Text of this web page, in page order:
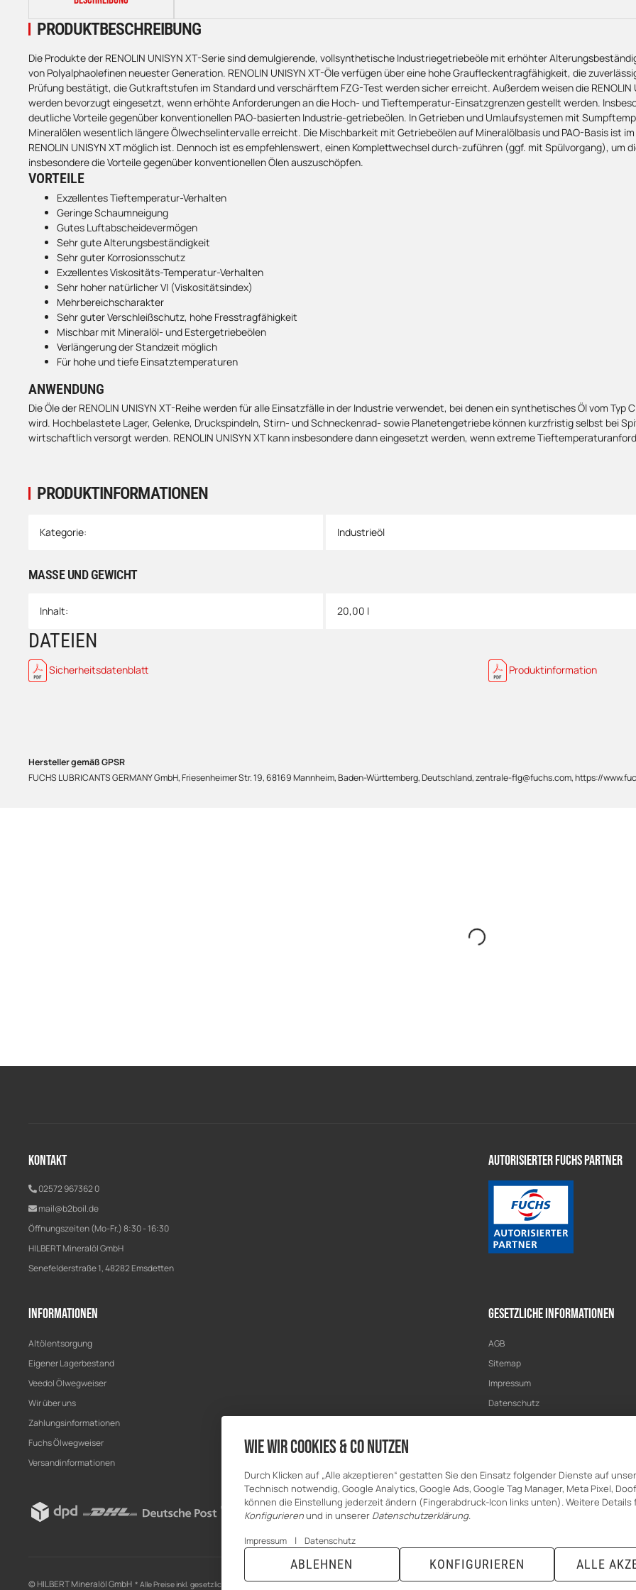
PRODUKTINFORMATIONEN
Produkteigenschaft
Wert
Kategorie: Industrieöl
MASSE UND GEWICHT
Inhalt: 20,00 l
DATEIEN
Sicherheitsdatenblatt Produktinformation
PRODUKTBESCHREIBUNG
Die Produkte der RENOLIN UNISYN XT-Serie sind demulgierende, vollsynthetische Industriegetriebeöle mit erhöhter
von Polyalphaolefinen neuester Generation. RENOLIN UNISYN XT-Öle verfügen über eine hohe Graufleckentragfähigkeit, die
Prüfung bestätigt, die Gutkraftstufen im Standard und verschärftem FZG-Test werden sicher erreicht. Außerdem weisen die RENOLIN
werden bevorzugt eingesetzt, wenn erhöhte Anforderungen an die Hoch- und Tieftemperatur-Einsatzgrenzen gestellt werden.
deutliche Vorteile gegenüber konventionellen PAO-basierten Industrie-getriebeölen. In Getrieben und Umlaufsystemen mit
Mineralölen wesentlich längere Ölwechselintervalle erreicht. Die Mischbarkeit mit Getriebeölen auf Mineralölbasis und PAO-Basis ist
RENOLIN UNISYN XT möglich ist. Dennoch ist es empfehlenswert, einen Komplettwechsel durch-zuführen (ggf. mit Spülvorgang), um
insbesondere die Vorteile gegenüber konventionellen Ölen auszuschöpfen.
VORTEILE
Exzellentes Tieftemperatur-Verhalten
Geringe Schaumneigung
Gutes Luftabscheidevermögen
Sehr gute Alterungsbeständigkeit
Sehr guter Korrosionsschutz
Exzellentes Viskositäts-Temperatur-Verhalten
Sehr hoher natürlicher VI (Viskositätsindex)
Mehrbereichscharakter
Sehr guter Verschleißschutz, hohe Fresstragfähigkeit
Mischbar mit Mineralöl- und Estergetriebeölen
Verlängerung der Standzeit möglich
Für hohe und tiefe Einsatztemperaturen
ANWENDUNG
Die Öle der RENOLIN UNISYN XT-Reihe werden für alle Einsatzfälle in der Industrie verwendet, bei denen ein synthetisches Öl vom Typ
wird. Hochbelastete Lager, Gelenke, Druckspindeln, Stirn- und Schneckenrad- sowie Planetengetriebe können kurzfristig selbst bei
wirtschaftlich versorgt werden. RENOLIN UNISYN XT kann insbesondere dann eingesetzt werden, wenn extreme
Hersteller gemäß GPSR
FUCHS LUBRICANTS GERMANY GmbH, Friesenheimer Str. 19, 68169 Mannheim, Baden-Württemberg, Deutschland, zentrale-flg@fuchs.com, https://
Kontakt
02572 967362 0
mail@b2boil.de
Öffnungszeiten (Mo-Fr.) 8:30 - 16:30
HILBERT Mineralöl GmbH
Senefelderstraße 1, 48282 Emsdetten
Autorisierter Fuchs Partner
Informationen
Altölentsorgung
Eigener Lagerbestand
Veedol Ölwegweiser
Wir über uns
Zahlungsinformationen
Fuchs Ölwegweiser
Versandinformationen
Gesetzliche Informationen
AGB
Sitemap
Impressum
Datenschutz
© HILBERT Mineralöl GmbH * Alle Preise inkl. gesetzlicher USt., zzgl.Versand
Wie wir Cookies & Co nutzen
Durch Klicken auf „Alle akzeptieren“ gestatten Sie den Einsatz folgender Dienste auf
Technisch notwendig, Google Analytics, Google Ads, Google Tag Manager, Meta Pixel,
können die Einstellung jederzeit ändern (Fingerabdruck-Icon links unten). Weitere
Konfigurierenund in unserer Datenschutzerklärung.
Impressum | Datenschutz
ABLEHNEN KONFIGURIEREN ALLE